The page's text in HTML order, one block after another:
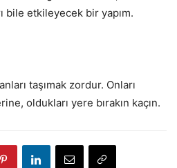
bile etkileyecek bir yapım.
taşımak zordur. Onları
oldukları yere bırakın kaçın.